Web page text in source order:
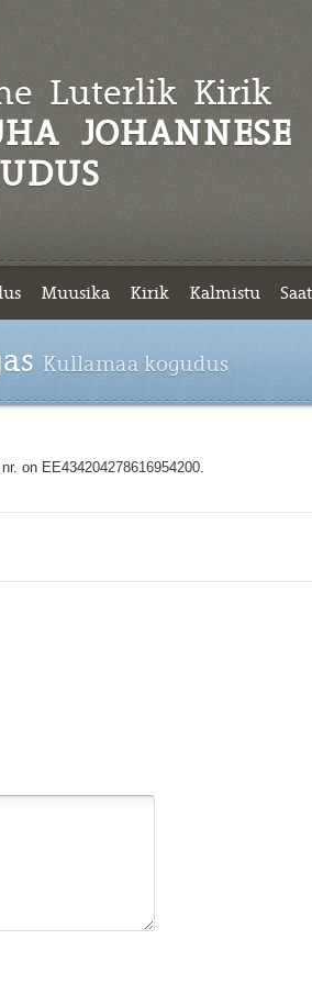
Luterlik Kirik
JOHANNESE
Muusika Kirik Kalmistu
Kullamaa kogudus
on EE434204278616954200.